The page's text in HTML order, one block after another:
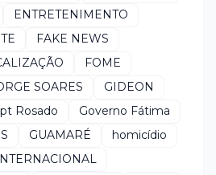
ENTRETENIMENTO
FAKE NEWS
FOME
SOARES
GIDEON
Rosado
Governo Fátima
GUAMARÉ
homicídio